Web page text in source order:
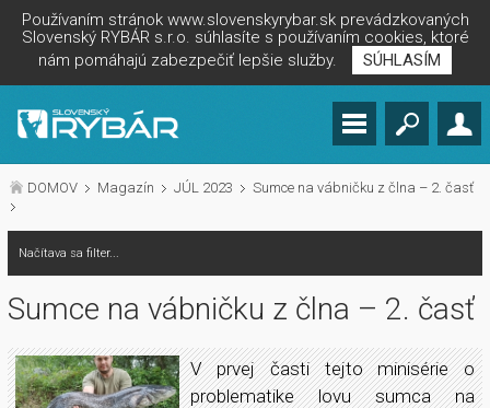
Používaním stránok www.slovenskyrybar.sk prevádzkovaných
Slovenský RYBÁR s.r.o. súhlasíte s používaním cookies, ktoré
nám pomáhajú zabezpečiť lepšie služby.
SÚHLASÍM
DOMOV Magazín JÚL 2023 Sumce na vábničku z člna – 2. časť
Načítava sa filter...
Sumce na vábničku z člna – 2. časť
V prvej časti tejto minisérie o
problematike lovu sumca na